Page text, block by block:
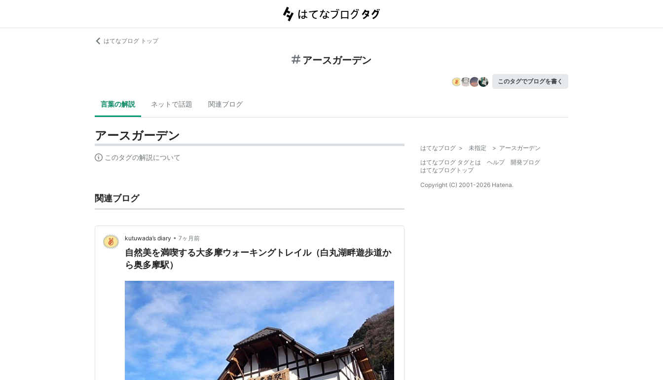
はてなブログ トップ
アースガーデン
このタグでブログを書く
言葉の解説 ネットで話題 関連ブログ
アースガーデン
このタグの解説について
関連ブログ
kutuwada’s diary • 7ヶ月前
自然美を満喫する大多摩ウォーキングトレイル（白丸湖畔遊歩道か
ら奥多摩駅）
はてなブログ > 未指定 > アースガーデン
はてなブログ タグとは
ヘルプ
開発ブログ
はてなブログトップ
Copyright (C) 2001-2026 Hatena.